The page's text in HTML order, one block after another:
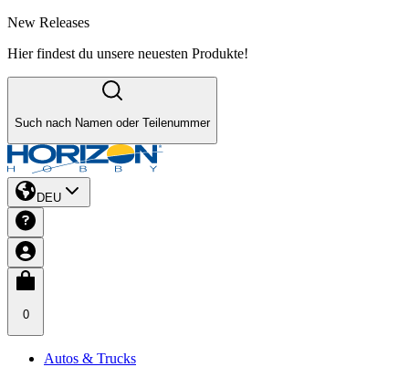
New Releases
Hier findest du unsere neuesten Produkte!
Such nach Namen oder Teilenummer
DEU
0
Autos & Trucks